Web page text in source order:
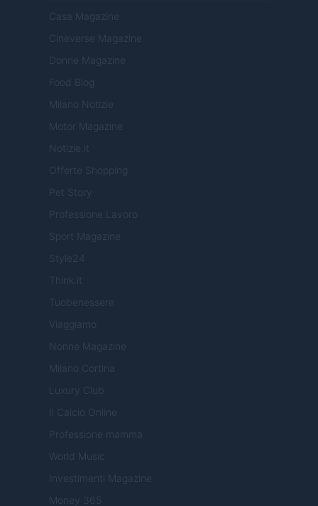
Casa Magazine
Cineverse Magazine
Donne Magazine
Food Blog
Milano Notizie
Motor Magazine
Notizie.it
Offerte Shopping
Pet Story
Professione Lavoro
Sport Magazine
Style24
Think.it
Tuobenessere
Viaggiamo
Nonne Magazine
Milano Cortina
Luxury Club
Il Calcio Online
Professione mamma
World Music
Investimenti Magazine
Money 365